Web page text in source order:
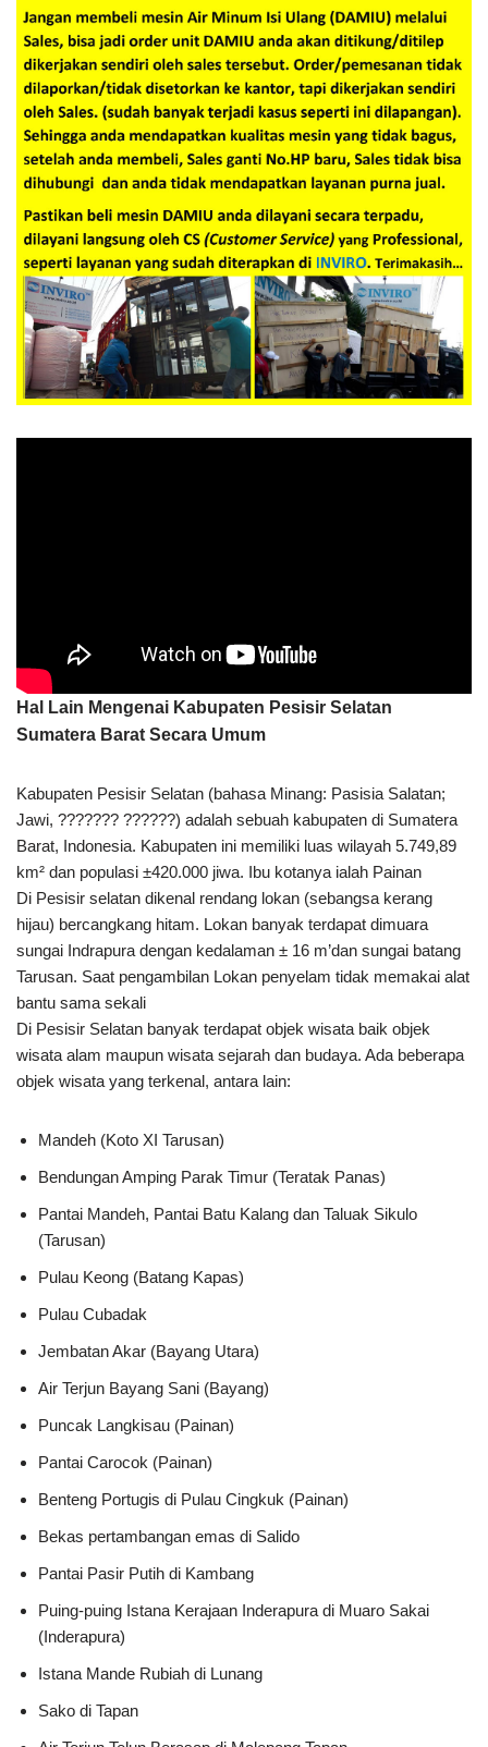
Hal Lain Mengenai Kabupaten Pesisir Selatan
Sumatera Barat Secara Umum
Kabupaten Pesisir Selatan (bahasa Minang: Pasisia Salatan;
Jawi, ??????? ??????) adalah sebuah kabupaten di Sumatera
Barat, Indonesia. Kabupaten ini memiliki luas wilayah 5.749,89
km² dan populasi ±420.000 jiwa. Ibu kotanya ialah Painan
Di Pesisir selatan dikenal rendang lokan (sebangsa kerang
hijau) bercangkang hitam. Lokan banyak terdapat dimuara
sungai Indrapura dengan kedalaman ± 16 m’dan sungai batang
Tarusan. Saat pengambilan Lokan penyelam tidak memakai alat
bantu sama sekali
Di Pesisir Selatan banyak terdapat objek wisata baik objek
wisata alam maupun wisata sejarah dan budaya. Ada beberapa
objek wisata yang terkenal, antara lain:
Mandeh (Koto XI Tarusan)
Bendungan Amping Parak Timur (Teratak Panas)
Pantai Mandeh, Pantai Batu Kalang dan Taluak Sikulo
(Tarusan)
Pulau Keong (Batang Kapas)
Pulau Cubadak
Jembatan Akar (Bayang Utara)
Air Terjun Bayang Sani (Bayang)
Puncak Langkisau (Painan)
Pantai Carocok (Painan)
Benteng Portugis di Pulau Cingkuk (Painan)
Bekas pertambangan emas di Salido
Pantai Pasir Putih di Kambang
Puing-puing Istana Kerajaan Inderapura di Muaro Sakai
(Inderapura)
Istana Mande Rubiah di Lunang
Sako di Tapan